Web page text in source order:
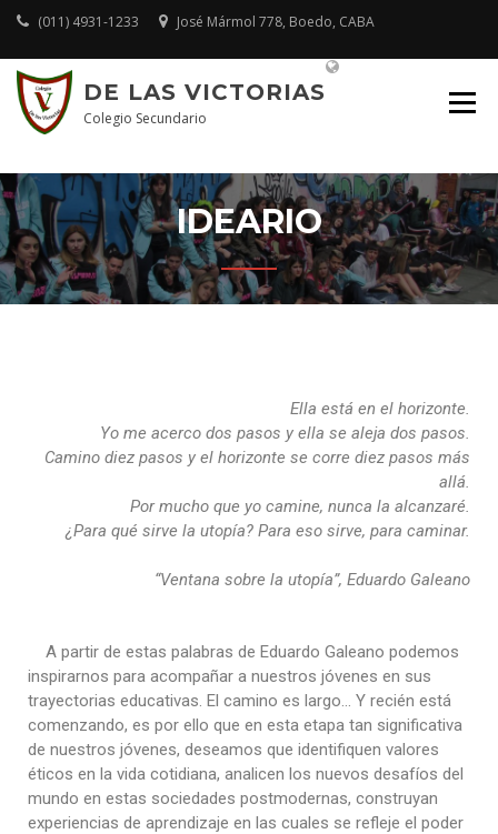
(011) 4931-1233 José Mármol 778, Boedo, CABA
DE LAS VICTORIAS
Colegio Secundario
IDEARIO
Ella está en el horizonte.
Yo me acerco dos pasos y ella se aleja dos pasos.
Camino diez pasos y el horizonte se corre diez pasos más
allá.
Por mucho que yo camine, nunca la alcanzaré.
¿Para qué sirve la utopía? Para eso sirve, para caminar.
“Ventana sobre la utopía”, Eduardo Galeano
A partir de estas palabras de Eduardo Galeano podemos
inspirarnos para acompañar a nuestros jóvenes en sus
trayectorias educativas. El camino es largo… Y recién está
comenzando, es por ello que en esta etapa tan significativa
de nuestros jóvenes, deseamos que identifiquen valores
éticos en la vida cotidiana, analicen los nuevos desafíos del
mundo en estas sociedades postmodernas, construyan
experiencias de aprendizaje en las cuales se refleje el poder